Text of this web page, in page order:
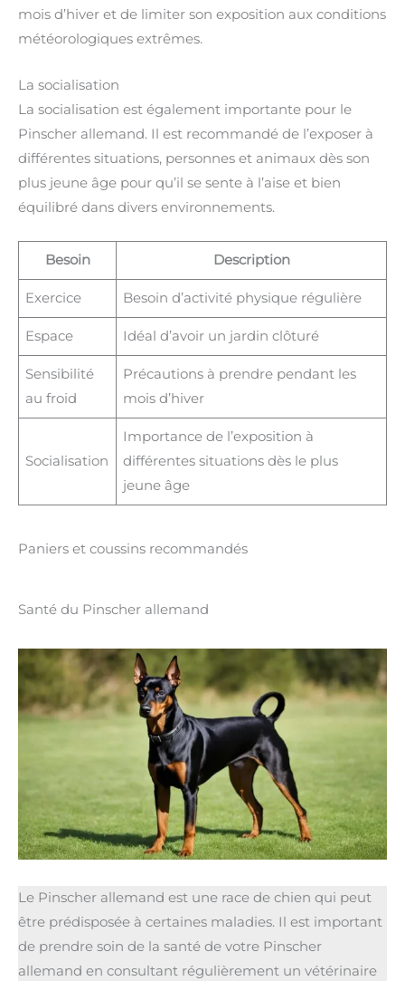
mois d’hiver et de limiter son exposition aux conditions
météorologiques extrêmes.
La socialisation
La socialisation est également importante pour le
Pinscher allemand. Il est recommandé de l’exposer à
différentes situations, personnes et animaux dès son
plus jeune âge pour qu’il se sente à l’aise et bien
équilibré dans divers environnements.
Besoin Description
Exercice Besoin d’activité physique régulière
Espace Idéal d’avoir un jardin clôturé
Sensibilité
au froid
Précautions à prendre pendant les
mois d’hiver
Socialisation
Importance de l’exposition à
différentes situations dès le plus
jeune âge
Paniers et coussins recommandés
Santé du Pinscher allemand
Le Pinscher allemand est une race de chien qui peut
être prédisposée à certaines maladies. Il est important
de prendre soin de la santé de votre Pinscher
allemand en consultant régulièrement un vétérinaire